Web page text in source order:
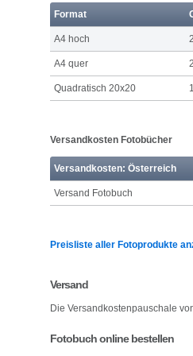
Format
A4 hoch
A4 quer
Quadratisch 20x20
Versandkosten Fotobücher
Versandkosten: Österreich
Versand Fotobuch
Preisliste aller Fotoprodukte
Versand
Die Versandkostenpauschale
Fotobuch online bestellen